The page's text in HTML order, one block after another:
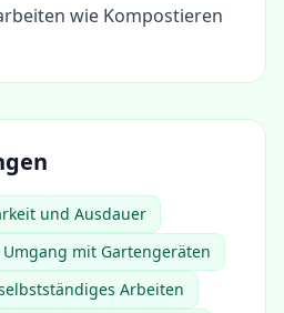
wie Kompostieren
und Ausdauer
mit Gartengeräten
Arbeiten